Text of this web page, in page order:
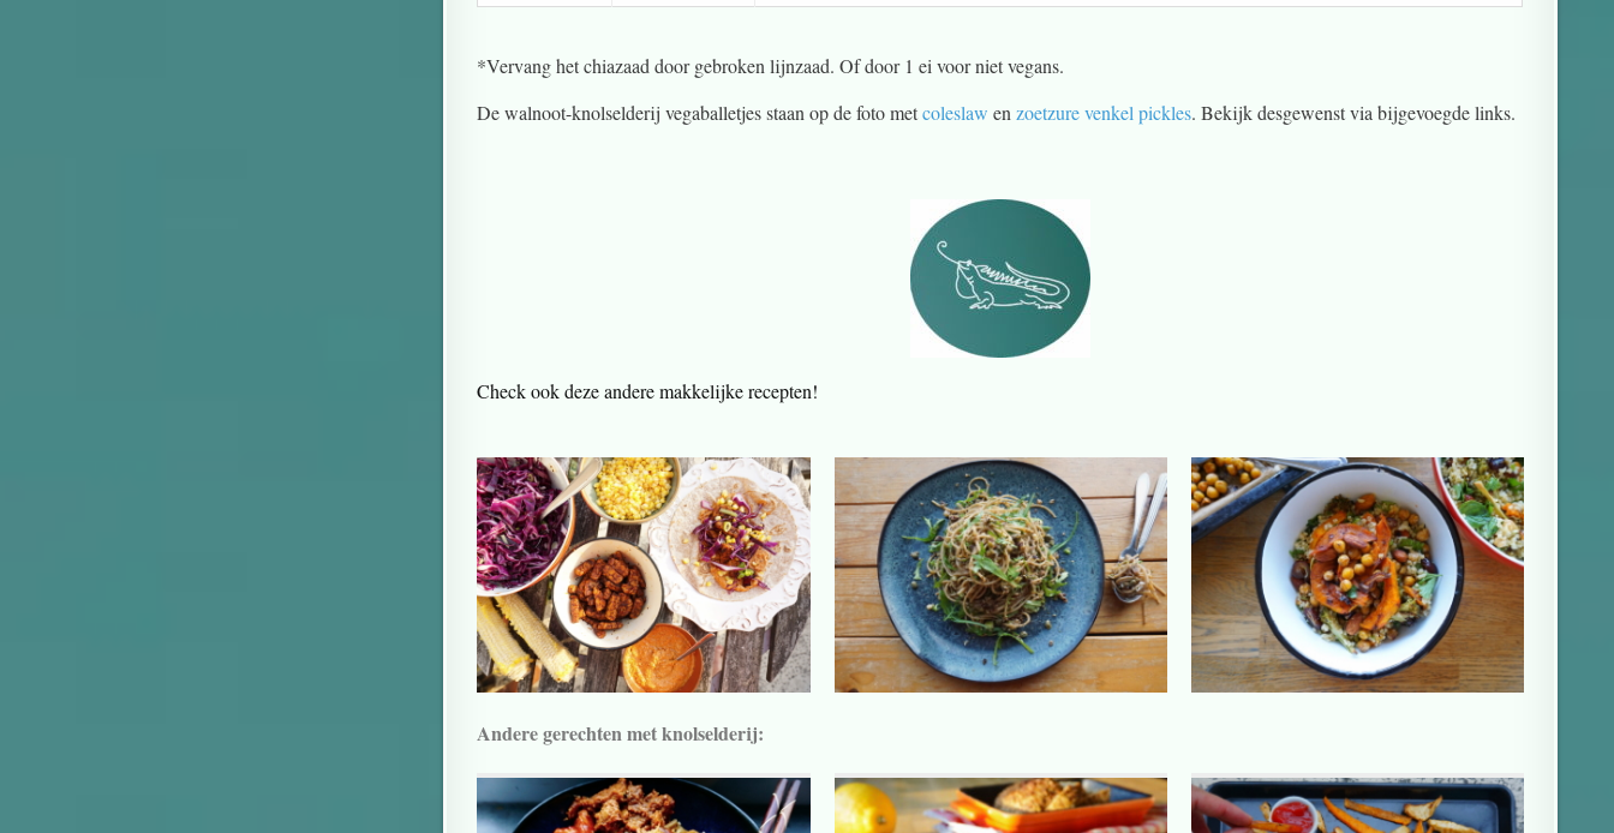
*Vervang het chiazaad door gebroken lijnzaad. Of door 1 ei voor niet vegans.
De walnoot-knolselderij vegaballetjes staan op de foto metcoleslaw enzoetzure venkel pickles. Bekijk desgewenst via bijgevoegde links.
Check ook deze andere makkelijke recepten!
Andere gerechten met knolselderij: